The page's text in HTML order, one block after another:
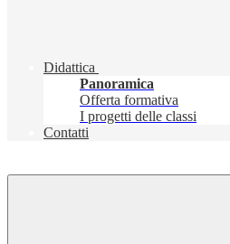
Didattica
Panoramica
Offerta formativa
I progetti delle classi
Contatti